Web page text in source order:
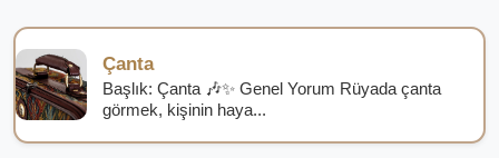
Çanta
Başlık: Çanta 🎶✨ Genel Yorum Rüyada çanta
görmek, kişinin haya...